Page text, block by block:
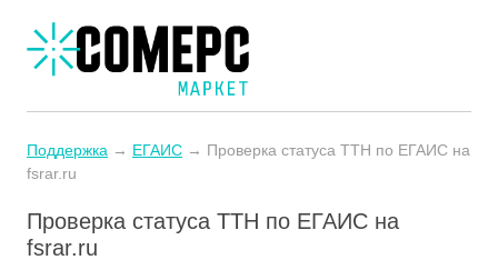
Поддержка → ЕГАИС → Проверка статуса ТТН по ЕГАИС на
fsrar.ru
Проверка статуса ТТН по ЕГАИС на
fsrar.ru